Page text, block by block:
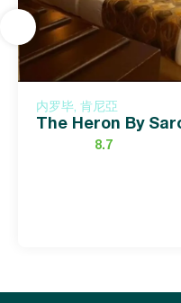
内罗毕, 肯尼亞
The Heron By
8.7